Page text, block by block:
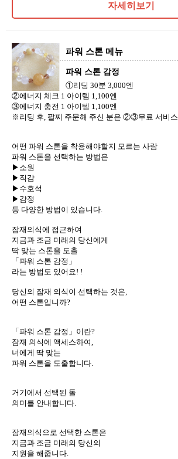
자세히보기
파워 스톤 메뉴
파워 스톤 감정
①리딩 30분 3,000엔
②에너지 체크 1 아이템 1,100엔
③에너지 충전 1 아이템 1,100엔
※리딩 후, 팔찌 주문해 주신 분은 ②③무료 서비스
어떤 파워 스톤을 착용해야할지 모르는 사람
파워 스톤을 선택하는 방법은
▶소원
▶직감
▶수호석
▶감정
등 다양한 방법이 있습니다.
잠재의식에 접근하여
지금과 조금 미래의 당신에게
딱 맞는 스톤을 도출
「파워 스톤 감정」
라는 방법도 있어요! !
당신의 잠재 의식이 선택하는 것은,
어떤 스톤입니까?
「파워 스톤 감정」이란?
잠재 의식에 액세스하여,
너에게 딱 맞는
파워 스톤을 도출합니다.
거기에서 선택된 돌
의미를 안내합니다.
잠재의식으로 선택한 스톤은
지금과 조금 미래의 당신의
지원을 해줍니다.